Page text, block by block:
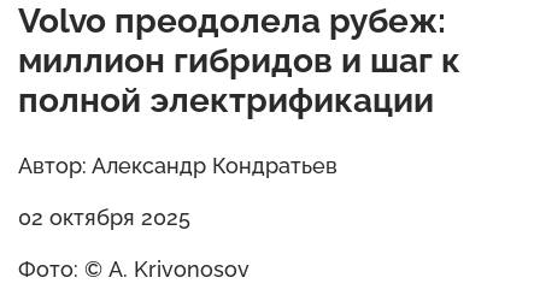
Volvo преодолела рубеж:
миллион гибридов и шаг к
полной электрификации
Автор: Александр Кондратьев
02 октября 2025
Фото: © A. Krivonosov